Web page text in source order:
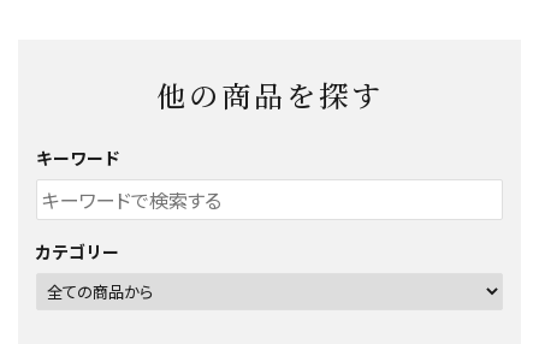
他の商品を探す
キーワード
カテゴリー